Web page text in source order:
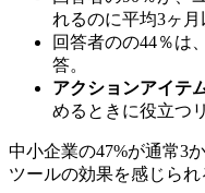
れるのに平均3ヶ月
回答者のの44％は
答。
アクションアイテ
めるときに役立つ
中小企業の47%が通常3
ツールの効果を感じられ